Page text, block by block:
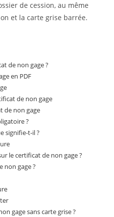
de cession, au même
et la carte grise barrée.
de non gage ?
en PDF
de non gage
de non gage
?
signifie-t-il ?
le certificat de non gage ?
non gage ?
gage sans carte grise ?